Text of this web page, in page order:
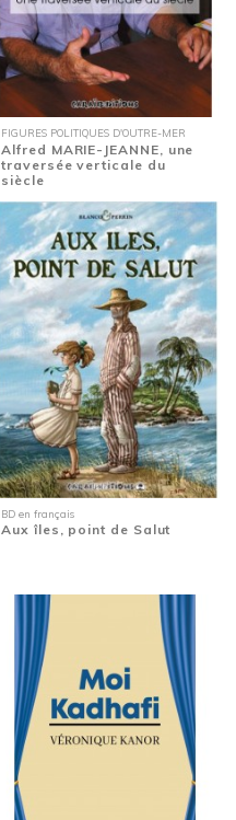
FIGURES POLITIQUES D'OUTRE-MER
Alfred MARIE-JEANNE, une
traversée verticale du
siècle
BD en français
Aux îles, point de Salut